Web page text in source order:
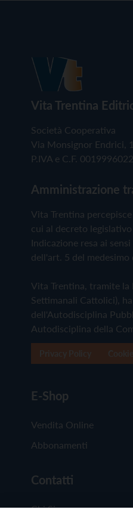
Vita Trentina
Società Cooperativa
Via Monsignor Endrici,
P.IVA e C.F.
Amministrazione
Vita Trentina
cui al decreto
Indicazione resa ai
dell'art. 5 del medesimo
Vita Trentina, tramite la
Settimanali Cattolici),
dell'Autodisciplina
Autodisciplina della
E-Shop
Vendita Online
Abbonamenti
Contatti
Chi Siamo